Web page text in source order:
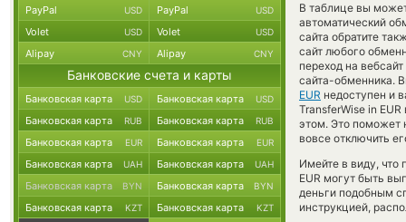
В таблице вы
автоматический
сайта обратите
сайт любого
переход на
сайта-обменника.
EUR недоступен и
TransferWise in
этом. Это поможет
вовсе отключить
Имейте в виду, что
EUR могут быть
деньги подобным
инструкцией,
PayPal USD PayPal USD
Volet USD Volet USD
Alipay CNY Alipay CNY
Банковские счета и карты
Банковская карта USD Банковская карта USD
Банковская карта RUB Банковская карта RUB
Банковская карта EUR Банковская карта EUR
Банковская карта UAH Банковская карта UAH
Банковская карта BYN Банковская карта BYN
Банковская карта KZT Банковская карта KZT